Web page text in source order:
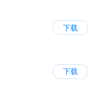
下载
下载